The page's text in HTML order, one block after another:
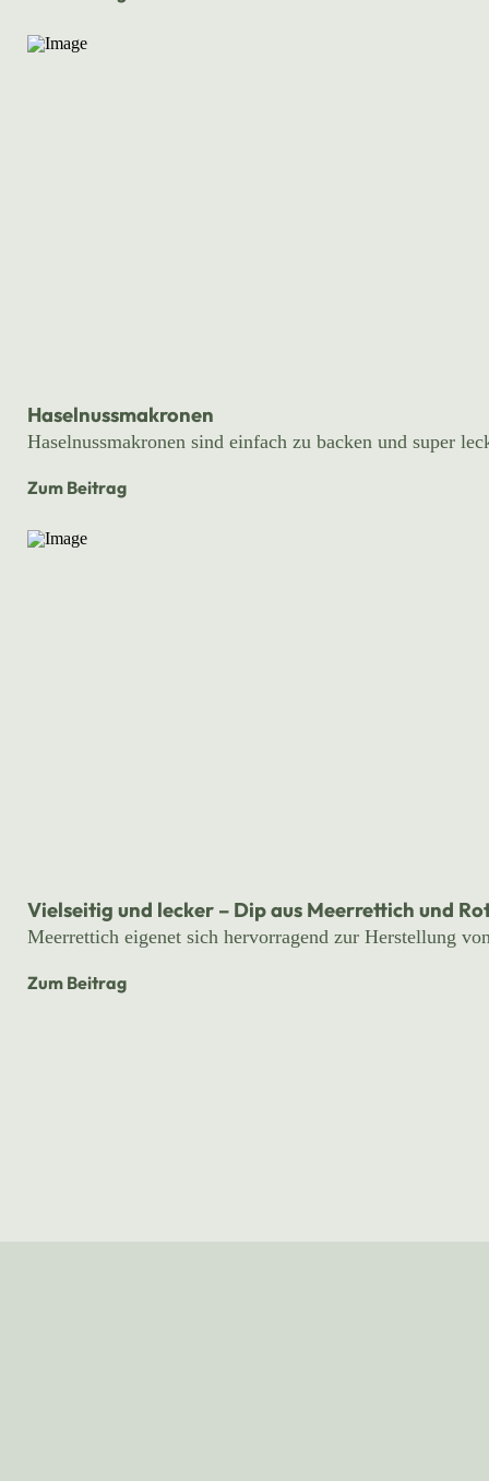
Haselnussmakronen
Haselnussmakronen sind einfach zu backen und super
Zum Beitrag
Vielseitig und lecker – Dip aus Meerrettich und
Meerrettich eigenet sich hervorragend zur Herstellung
Zum Beitrag